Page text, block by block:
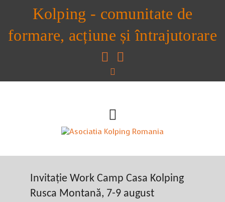
Kolping - comunitate de
formare, acțiune și întrajutorare
Invitație Work Camp Casa Kolping
Rusca Montană, 7-9 august